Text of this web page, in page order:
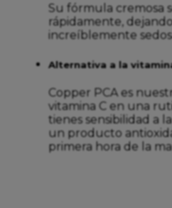
Su fórmula cremosa
rápidamente,
increíblemente
Alternativa a la
Copper PCA es
vitamina C en una
tienes sensibilidad a
un producto
primera hora de la